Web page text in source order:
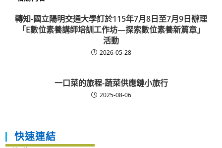
轉知-國立陽明交通大學訂於115年7月8日至7月9日辦理
「E數位素養講師培訓工作坊—探索數位素養新篇章」
活動
2026-05-28
一口菜的旅程-蔬菜供應鏈小旅行
2025-08-06
快速連結